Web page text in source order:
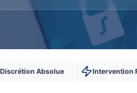
Discrétion Absolue Intervention